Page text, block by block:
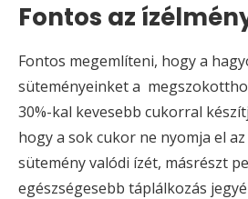
Fontos az
Fontos megemlíteni, hogy a
süteményeinket a
30%-kal kevesebb cukorral
hogy a sok cukor ne nyomja el
sütemény valódi ízét, másrészt
egészségesebb táplálkozás